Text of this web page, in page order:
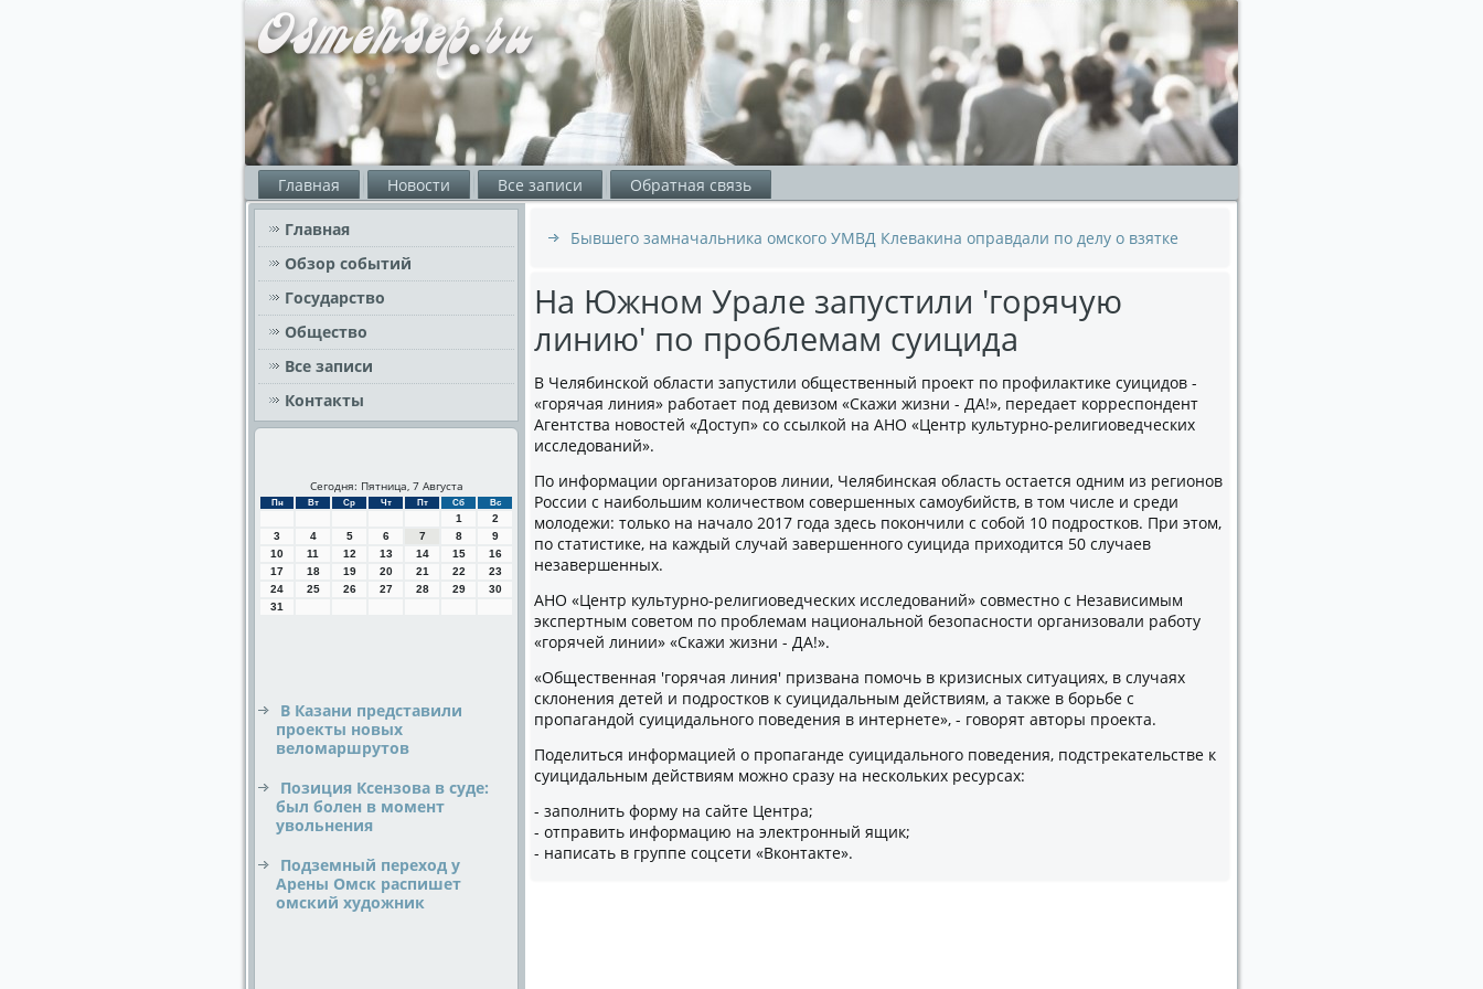
Главная Новости Все записи Обратная связь
Главная
Обзор событий
Государство
Общество
Все записи
Контакты
Сегодня: Пятница, 7 Августа
Пн Вт Ср Чт Пт Сб Вс
1
2
3
4 5 6 7 8
9
10
11 12 13 14 15
16
17
18 19 20 21 22
23
24
25 26 27 28 29
30
31
В Казани представили
проекты новых
веломаршрутов
Позиция Ксензова в суде:
был болен в момент
увольнения
Подземный переход у
Арены Омск распишет
омский художник
Бывшего замначальника омского УМВД Клевакина оправдали по делу о взятке
На Южном Урале запустили 'горячую
линию' по проблемам суицида
В Челябинской области запустили общественный проект по профилактике суицидов -
«горячая линия» работает под девизом «Скажи жизни - ДА!», передает корреспондент
Агентства новостей «Доступ» со ссылкой на АНО «Центр культурно-религиоведческих
исследований».
По информации организаторов линии, Челябинская область остается одним из регионов
России с наибольшим количеством совершенных самоубийств, в том числе и среди
молодежи: только на начало 2017 года здесь покончили с собой 10 подростков. При этом,
по статистике, на каждый случай завершенного суицида приходится 50 случаев
незавершенных.
АНО «Центр культурно-религиоведческих исследований» совместно с Независимым
экспертным советом по проблемам национальной безопасности организовали работу
«горячей линии» «Скажи жизни - ДА!».
«Общественная 'горячая линия' призвана помочь в кризисных ситуациях, в случаях
склонения детей и подростков к суицидальным действиям, а также в борьбе с
пропагандой суицидального поведения в интернете», - говорят авторы проекта.
Поделиться информацией о пропаганде суицидального поведения, подстрекательстве к
суицидальным действиям можно сразу на нескольких ресурсах:
- заполнить форму на сайте Центра;
- отправить информацию на электронный ящик;
- написать в группе соцсети «Вконтакте».